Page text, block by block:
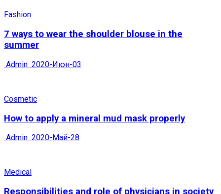
Fashion
7 ways to wear the shoulder blouse in the
summer
Admin 2020-Июн-03
Cosmetic
How to apply a mineral mud mask properly
Admin 2020-Май-28
Medical
Responsibilities and role of physicians in society